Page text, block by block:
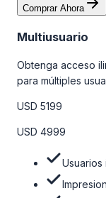
Comprar Ahora
Multiusuario
Obtenga acceso
para múltiples
venta, el soporte
opción de
la tabla de
USD 5199
USD 4999